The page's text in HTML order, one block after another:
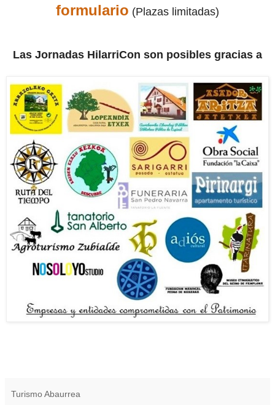
formulario (Plazas limitadas)
Las Jornadas HilarriCon son posibles gracias a
Turismo Abaurrea